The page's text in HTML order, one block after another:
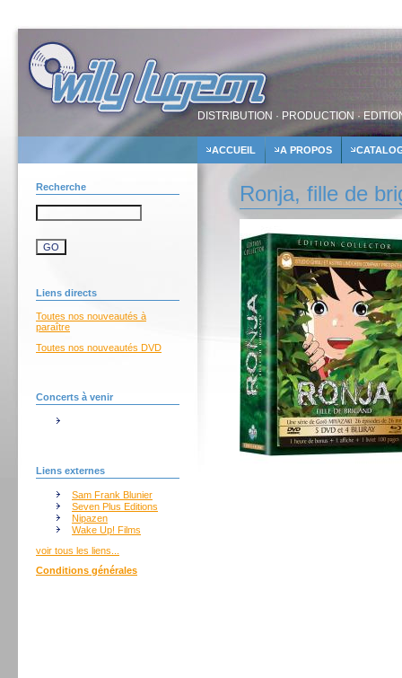
DISTRIBUTION · PRODUCTION ·
ACCUEIL A PROPOS
Recherche
Liens directs
Toutes nos nouveautés à
paraître
Toutes nos nouveautés DVD
Concerts à venir
Liens externes
Sam Frank Blunier
Seven Plus Editions
Nipazen
Wake Up! Films
voir tous les liens...
Conditions générales
Ronja, fille de